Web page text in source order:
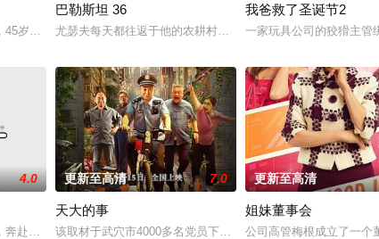
如大厦将倾，岌岌可危。京都秩序一片混乱，地方灾难频发，
岁那年我儿子跳楼自杀了，他死后第37天我进了他所有的群，我发现里
巴勒斯坦 36
尤瑟夫每天都往返于他的农耕村庄巴斯玛和他在耶路撒冷城里
我爸救了圣诞节2
一家玩具公司的狡猾主管
二十年后的探秘之旅。在二十年前，龙二奎（由刘交心扮演）在
4.0
赴荒山深处的度假屋，展开浪漫之旅。然而各怀心事的两人彼此设计，
更新至高清 7.0
天大的事
该取材于武穴市4000多名党员下社区、进小区，通过党建引领
更新至高清
姐妹董事会
公司高管梅根成立了一个